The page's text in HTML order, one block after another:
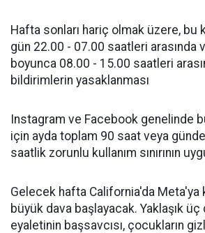
Hafta sonları hariç olmak üzere, bu
gün 22.00 - 07.00 saatleri arasında
boyunca 08.00 - 15.00 saatleri
bildirimlerin yasaklanması
Instagram ve Facebook genelinde
için ayda toplam 90 saat veya
saatlik zorunlu kullanım sınırının
Gelecek hafta California'da Meta'ya
büyük dava başlayacak. Yaklaşık üç
eyaletinin başsavcısı, çocukların